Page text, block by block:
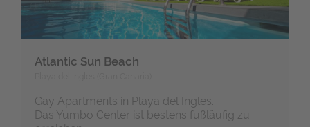
Atlantic Sun Beach
Gay Apartments in Playa del Ingles.
Das Yumbo Center ist bestens fußläufig zu